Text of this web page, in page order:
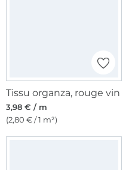
Tissu organza, rouge vin
3,98 € / m
(2,80 € / 1 m²)